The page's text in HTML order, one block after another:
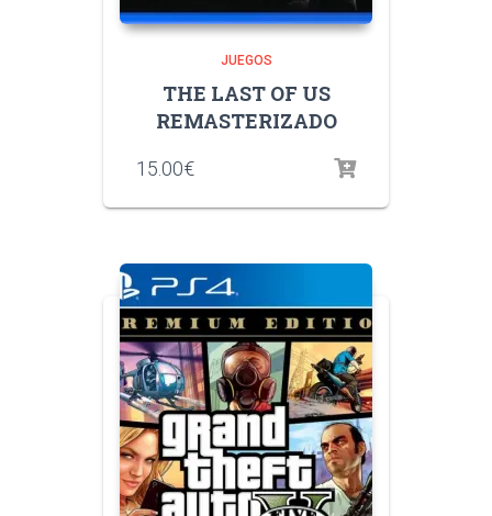
JUEGOS
THE LAST OF US
REMASTERIZADO
15.00€